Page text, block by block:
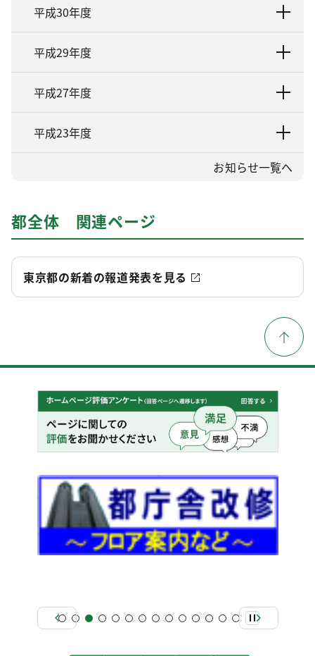
平成30年度
平成29年度
平成27年度
平成23年度
お知らせ一覧へ
都全体 関連ページ
東京都の新着の報道発表を見る